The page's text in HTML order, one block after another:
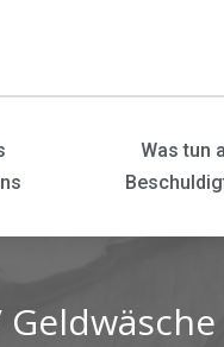
Was tun